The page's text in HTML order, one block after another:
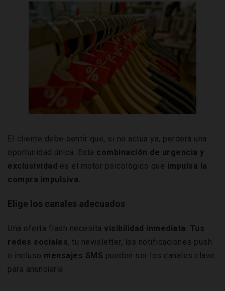
El cliente debe sentir que, si no actúa ya, perderá una
oportunidad única. Esta combinación de urgencia y
exclusividad es el motor psicológico que impulsa la
compra impulsiva.
Elige los canales adecuados
Una oferta flash necesita visibilidad inmediata. Tus
redes sociales, tu newsletter, las notificaciones push
o incluso mensajes SMS pueden ser los canales clave
para anunciarla.